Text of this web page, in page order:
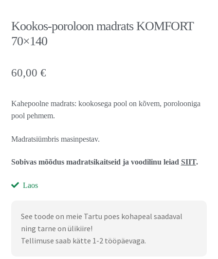
Kookos-poroloon madrats KOMFORT
70×140
60,00 €
Kahepoolne madrats: kookosega pool on kõvem, porolooniga
pool pehmem.
Madratsiümbris masinpestav.
Sobivas mõõdus madratsikaitseid ja voodilinu leiad SIIT.
Laos
See toode on meie Tartu poes kohapeal saadaval
ning tarne on ülikiire!
Tellimuse saab kätte 1-2 tööpäevaga.